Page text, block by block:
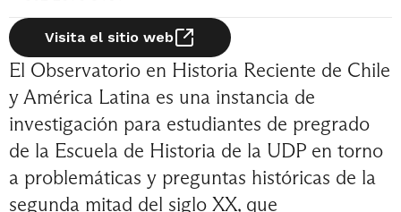
Visita el sitio web
El Observatorio en Historia Reciente de Chile
y América Latina es una instancia de
investigación para estudiantes de pregrado
de la Escuela de Historia de la UDP en torno
a problemáticas y preguntas históricas de la
segunda mitad del siglo XX, que